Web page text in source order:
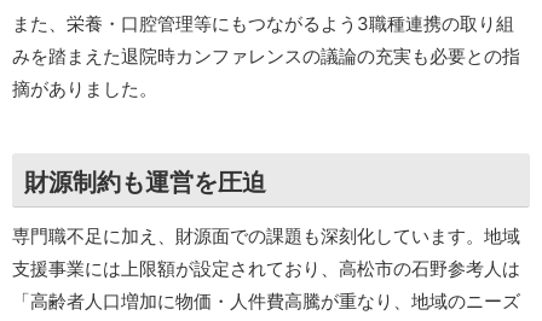
また、栄養・口腔管理等にもつながるよう3職種連携の取り組
みを踏まえた退院時カンファレンスの議論の充実も必要との指
摘がありました。
財源制約も運営を圧迫
専門職不足に加え、財源面での課題も深刻化しています。地域
支援事業には上限額が設定されており、高松市の石野参考人は
「高齢者人口増加に物価・人件費高騰が重なり、地域のニーズ